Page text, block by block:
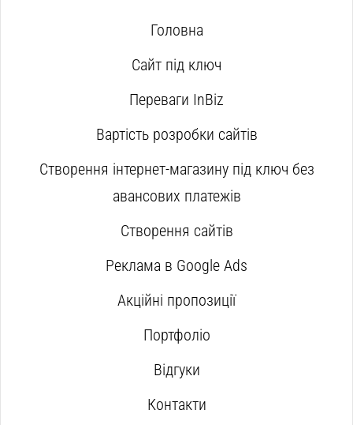
Головна
Сайт під ключ
Переваги InBiz
Вартість розробки сайтів
Створення інтернет-магазину під ключ без
авансових платежів
Створення сайтів
Реклама в Google Ads
Акційні пропозиції
Портфоліо
Відгуки
Контакти